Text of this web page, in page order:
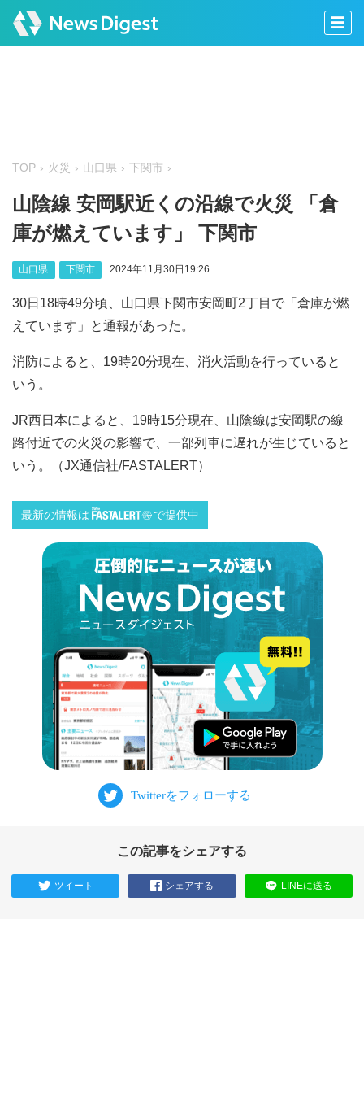
TOP 火災 山口県 下関市
山陰線 安岡駅近くの沿線で火災 「倉
庫が燃えています」 下関市
山口県 下関市 2024年11月30日19:26
30日18時49分頃、山口県下関市安岡町2丁目で「倉庫が燃
えています」と通報があった。
消防によると、19時20分現在、消火活動を行っていると
いう。
JR西日本によると、19時15分現在、山陰線は安岡駅の線
路付近での火災の影響で、一部列車に遅れが生じていると
いう。（JX通信社/FASTALERT）
最新の情報は で提供中
この記事をシェアする
ツイート シェアする LINEに送る